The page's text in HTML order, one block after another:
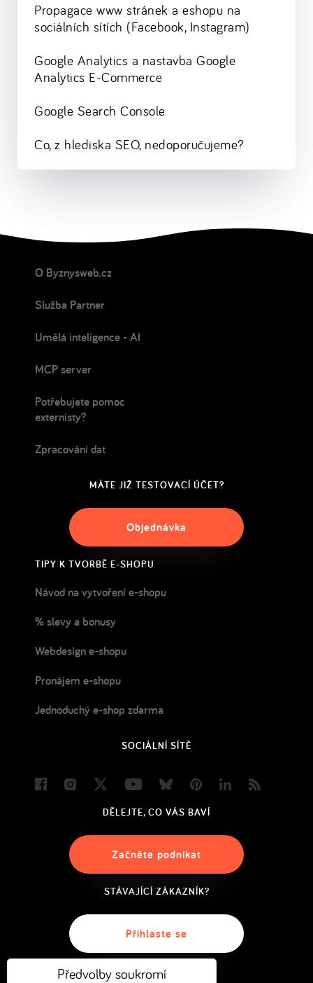
Propagace www stránek a eshopu na
sociálních sítích (Facebook, Instagram)
Google Analytics a nastavba Google
Analytics E-Commerce
Google Search Console
Co, z hlediska SEO, nedoporučujeme?
O Byznysweb.cz
Služba Partner
Umělá inteligence - AI
MCP server
Potřebujete pomoc
externisty?
Zpracování dat
MÁTE JIŽ TESTOVACÍ ÚČET?
Objednávka
TIPY K TVORBĚ E-SHOPU
Návod na vytvoření e-shopu
% slevy a bonusy
Webdesign e-shopu
Pronájem e-shopu
Jednoduchý e-shop zdarma
SOCIÁLNÍ SÍTĚ
FacebookInstagram
Twitter YoutubeBlueskyPinterestLinkedIn
DĚLEJTE, CO VÁS BAVÍ
Začněte podnikat
STÁVAJÍCÍ ZÁKAZNÍK?
Přihlaste se
Předvolby soukromí